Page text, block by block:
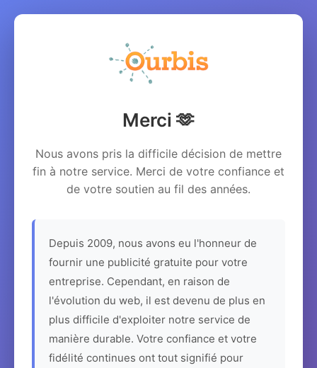
Merci 🫶
Nous avons pris la difficile décision de mettre
fin à notre service. Merci de votre confiance et
de votre soutien au fil des années.
Depuis 2009, nous avons eu l'honneur de
fournir une publicité gratuite pour votre
entreprise. Cependant, en raison de
l'évolution du web, il est devenu de plus en
plus difficile d'exploiter notre service de
manière durable. Votre confiance et votre
fidélité continues ont tout signifié pour